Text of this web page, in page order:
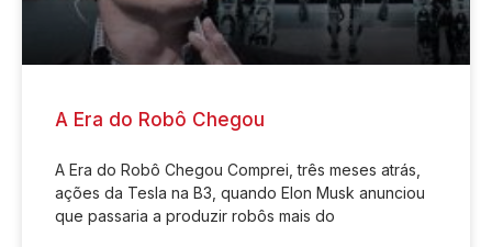
A Era do Robô Chegou
A Era do Robô Chegou Comprei, três meses atrás,
ações da Tesla na B3, quando Elon Musk anunciou
que passaria a produzir robôs mais do